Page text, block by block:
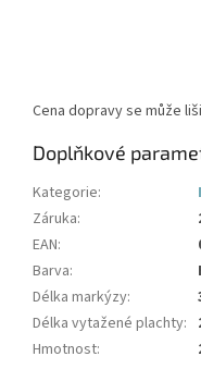
Cena dopravy se může
Doplňkové
Kategorie:
Záruka:
EAN:
Barva:
Délka markýzy:
Délka vytažené plachty:
Hmotnost: